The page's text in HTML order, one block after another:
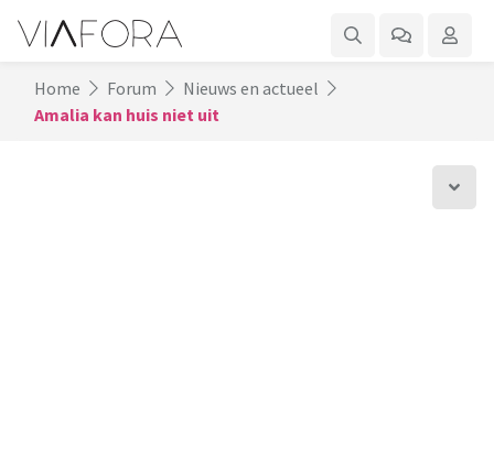
Home Forum
Nieuws en actueel
Amalia kan huis niet uit